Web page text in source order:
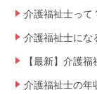
介護福祉士って
介護福祉士にな
【最新】介護
介護福祉士の年